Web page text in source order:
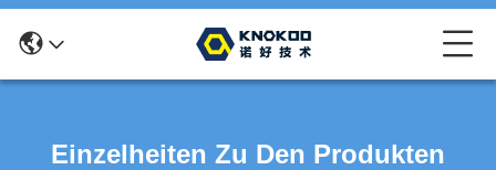
Einzelheiten Zu Den Produkten